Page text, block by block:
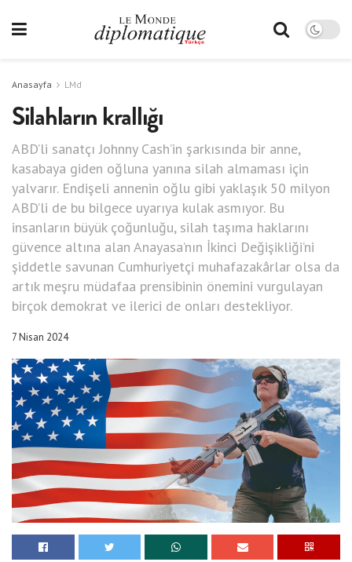
Anasayfa LMd
Silahların krallığı
ABD’li sanatçı Johnny Cash’in şarkısında bir anne,
kasabaya giden oğluna yanına silah almaması için
yalvarır. Endişeli annenin oğlu gibi yaklaşık 50 milyon
ABD’li de bu bilgece uyarıya kulak asmıyor. Bu
insanların büyük çoğunluğu, silah taşıma haklarını
güvence altına alan Anayasa’nın İkinci Değişikliği’ni
şiddetle savunan Cumhuriyetçi muhafazakârlar olsa da
artık meşru müdafaa prensibinin önemini vurgulayan
birçok demokrat ve ilerici de onları destekliyor.
7 Nisan 2024